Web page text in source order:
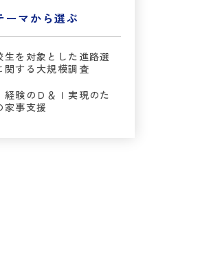
ーマから選ぶ
生を対象とした進路選
関する大規模調査
経験のＤ＆Ｉ実現のた
家事支援